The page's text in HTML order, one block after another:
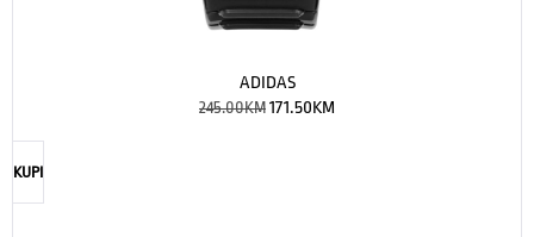
ADIDAS
245.00KM171.50KM
KUPI